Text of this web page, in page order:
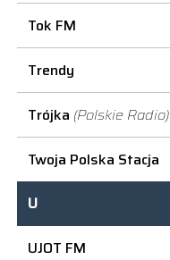
Tok FM
Trendy
Trójka (Polskie Radio)
Twoja Polska Stacja
U
UJOT FM